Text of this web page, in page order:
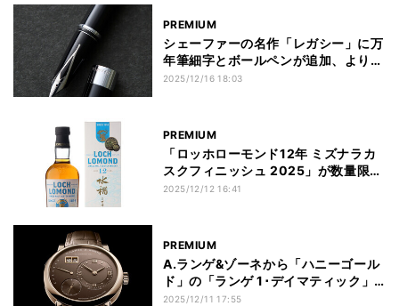
PREMIUM
シェーファーの名作「レガシー」に万
年筆細字とボールペンが追加、より日
本人に使いやすく
2025/12/16 18:03
PREMIUM
「ロッホローモンド12年 ミズナラカ
スクフィニッシュ 2025」が数量限定
で登場、日本のミズナラにしか出せな
2025/12/12 16:41
PREMIUM
A.ランゲ&ゾーネから「ハニーゴール
ド」の「ランゲ 1･デイマティック」
登場、“ブランドの節目”を祝う一本に
2025/12/11 17:55